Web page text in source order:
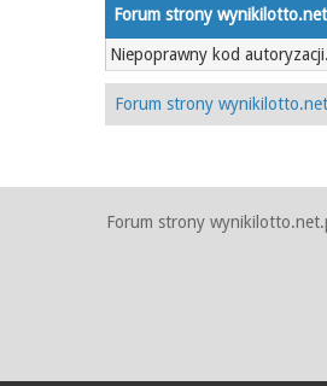
Forum strony
Niepoprawny kod
Forum strony
Forum strony